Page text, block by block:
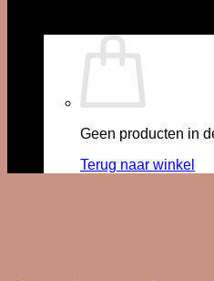
Geen producten in
Terug naar winkel